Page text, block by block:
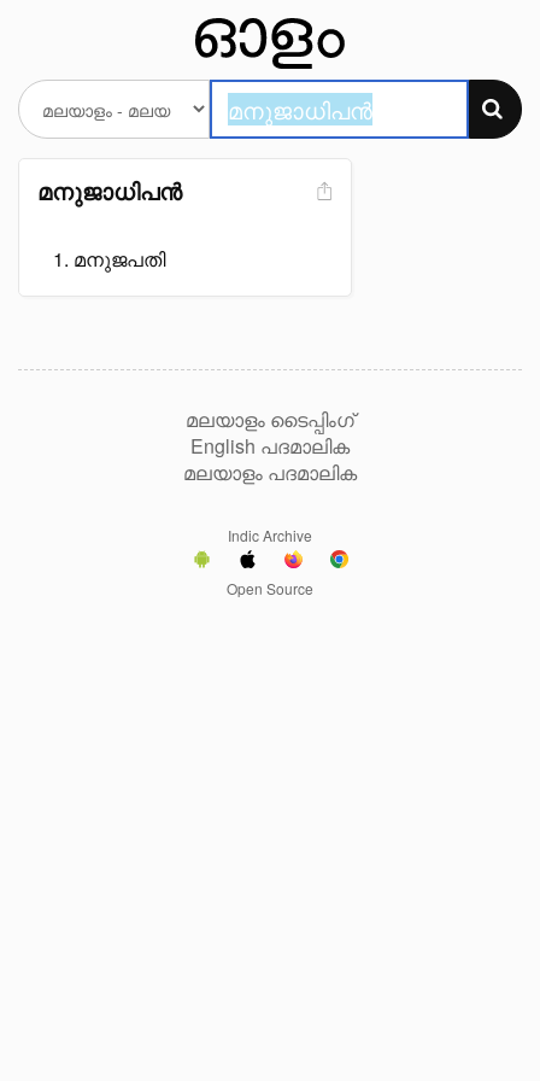
മനുജാധിപൻ
മനുജപതി
മലയാളം ടൈപ്പിംഗ്
English പദമാലിക
മലയാളം പദമാലിക
Indic Archive
Open Source